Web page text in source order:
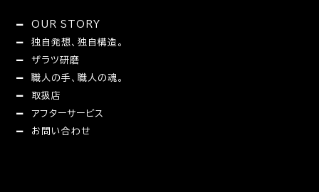
OUR STORY
独自発想、独自構造。
ザラツ研磨
職人の手、職人の魂。
取扱店
アフターサービス
お問い合わせ